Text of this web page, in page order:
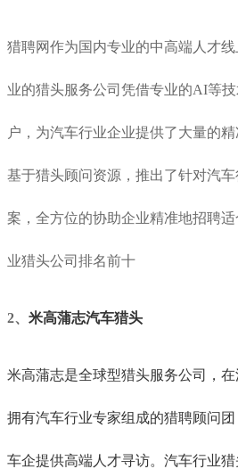
猎聘网作为国内专业的中高端人才
业的猎头服务公司凭借专业的AI等
户，为汽车行业企业提供了大量的
基于猎头顾问资源，推出了针对汽
案，全方位的协助企业精准地招聘
业猎头公司排名前十
2、 米高蒲志汽车猎头
米高蒲志是全球型猎头服务公司，在
拥有汽车行业专家组成的猎聘顾问
车企提供高端人才寻访。汽车行业